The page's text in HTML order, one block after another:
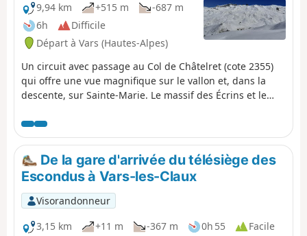
9,94 km
+515 m
-687 m
6h
Difficile
Départ à Vars (Hautes-Alpes)
Un circuit avec passage au Col de Châtelret (cote 2355)
qui offre une vue magnifique sur le vallon et, dans la
descente, sur Sainte-Marie. Le massif des Écrins et le
De la gare d'arrivée du télésiège des
Escondus à Vars-les-Claux
Visorandonneur
3,15 km
+11 m -367 m 0h 55
Facile